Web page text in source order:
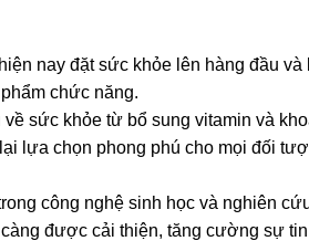
nay đặt sức khỏe lên hàng đầu và
chức năng.
sức khỏe từ bổ sung vitamin và
lựa chọn phong phú cho mọi đối
công nghệ sinh học và nghiên
được cải thiện, tăng cường sự